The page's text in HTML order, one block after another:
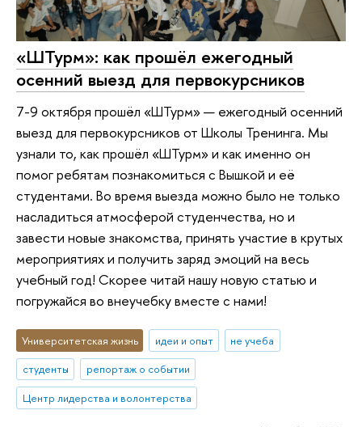
«ШТурм»: как прошёл ежегодный
осенний выезд для первокурсников
7-9 октября прошёл «ШТурм» — ежегодный осенний
выезд для первокурсников от Школы Тренинга. Мы
узнали то, как прошёл «ШТурм» и как именно он
помог ребятам познакомиться с Вышкой и её
студентами. Во время выезда можно было не только
насладиться атмосферой студенчества, но и
завести новые знакомства, принять участие в крутых
мероприятиях и получить заряд эмоций на весь
учебный год! Скорее читай нашу новую статью и
погружайся во внеучебку вместе с нами!
Университетская жизнь идеи и опыт
не учеба
студенты
репортаж о событии
Центр лидерства и волонтерства